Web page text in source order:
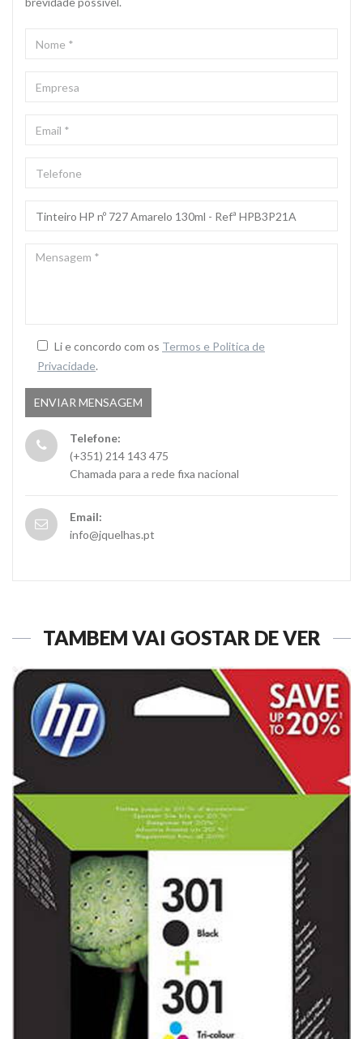
Li e concordo com os Termos e Politica de
Privacidade.
Telefone:
(+351) 214 143 475
Chamada para a rede fixa nacional
Email:
info@jquelhas.pt
TAMBÉM VAI GOSTAR DE VER